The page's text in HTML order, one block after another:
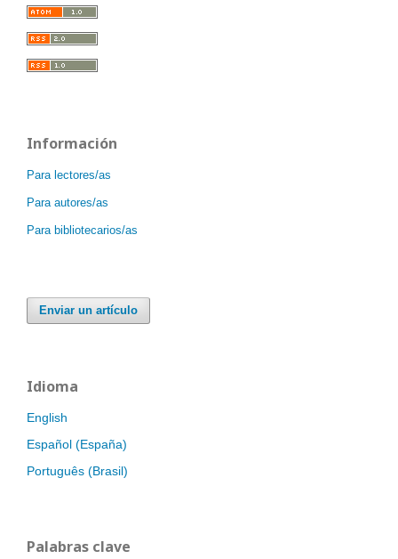
Información
Para lectores/as
Para autores/as
Para bibliotecarios/as
Enviar un artículo
Idioma
English
Español (España)
Português (Brasil)
Palabras clave